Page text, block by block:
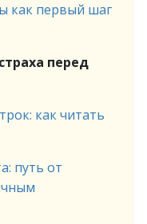
как первый шаг
перед
как читать
путь от